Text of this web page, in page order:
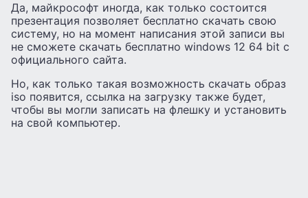
Да, майкрософт иногда, как только состоится
презентация позволяет бесплатно скачать свою
систему, но на момент написания этой записи вы
не сможете скачать бесплатно windows 12 64 bit с
официального сайта.
Но, как только такая возможность скачать образ
iso появится, ссылка на загрузку также будет,
чтобы вы могли записать на флешку и установить
на свой компьютер.